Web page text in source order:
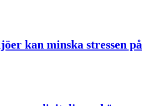
kan minska stressen på